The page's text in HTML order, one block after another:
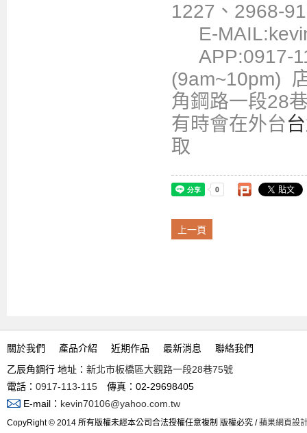
1227、2968-
E-
APP:0917-
(9am~10pm)
角鋼路一段28
有時會在外台
取
上一頁
關於我們 產品介紹 近期作品 最新消息
聯絡我們
乙辰角鋼行 地址： 新北市板橋區大觀路一段28巷75號
電話： 0917-113-115 傳真：02-29698405
E-mail： kevin70106@yahoo.com.tw
CopyRight © 2014 所有版權未經本公司合法授權任意複制 版權必究 /蘋果網頁設